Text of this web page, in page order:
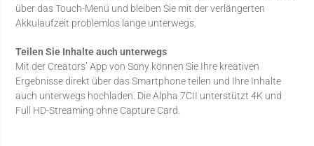
über das Touch-Menü und bleiben Sie mit der verlängerten
Akkulaufzeit problemlos lange unterwegs.
Teilen Sie Inhalte auch unterwegs
Mit der Creators’ App von Sony können Sie Ihre kreativen
Ergebnisse direkt über das Smartphone teilen und Ihre Inhalte
auch unterwegs hochladen. Die Alpha 7CII unterstützt 4K und
Full HD-Streaming ohne Capture Card.